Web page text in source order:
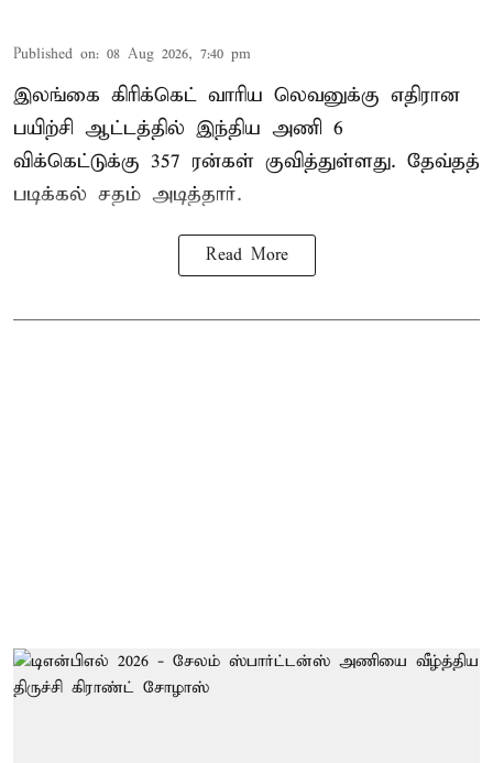
Published on: 08 Aug 2026, 7:40 pm
இலங்கை கிரிக்கெட் வாரிய லெவனுக்கு எதிரான
பயிற்சி ஆட்டத்தில் இந்திய அணி 6
விக்கெட்டுக்கு 357 ரன்கள் குவித்துள்ளது. தேவ்தத்
படிக்கல் சதம் அடித்தார்.
Read More